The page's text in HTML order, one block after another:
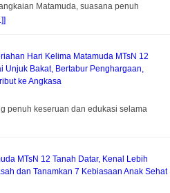
Matamuda, suasana penuh
Hari Kelima Matamuda MTsN 12
Unjuk Bakat, Bertabur Penghargaan,
ke Angkasa
penuh keseruan dan edukasi selama
MTsN 12 Tanah Datar, Kenal Lebih
dan Tanamkan 7 Kebiasaan Anak Sehat